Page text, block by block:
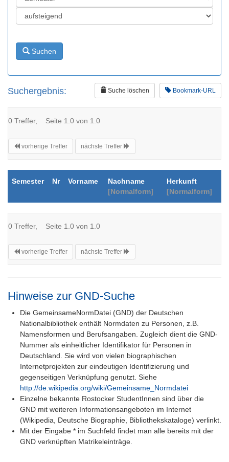
Suchen
Suche löschen Bookmark-URL
Suchergebnis:
0 Treffer, Seite 1.0 von 1.0
vorherige Treffer nächste Treffer
Semester Nr Vorname
Nachname
[Normalform]
Herkunft
[Normalform]
0 Treffer, Seite 1.0 von 1.0
vorherige Treffer nächste Treffer
Hinweise zur GND-Suche
Die GemeinsameNormDatei (GND) der Deutschen
Nationalbibliothek enthält Normdaten zu Personen, z.B.
Namensformen und Berufsangaben. Zugleich dient die GND-
Nummer als einheitlicher Identifikator für Personen in
Deutschland. Sie wird von vielen biographischen
Internetprojekten zur eindeutigen Identifizierung und
gegenseitigen Verknüpfung genutzt. Siehe
http://de.wikipedia.org/wiki/Gemeinsame_Normdatei
Einzelne bekannte Rostocker StudentInnen sind über die
GND mit weiteren Informationsangeboten im Internet
(Wikipedia, Deutsche Biographie, Bibliothekskataloge) verlinkt.
Mit der Eingabe * im Suchfeld findet man alle bereits mit der
GND verknüpften Matrikeleinträge.